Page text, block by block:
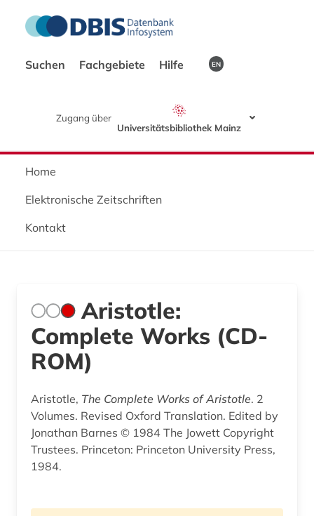
Suchen Fachgebiete Hilfe EN
Zugang über
Universitätsbibliothek Mainz
Home
Elektronische Zeitschriften
Kontakt
Aristotle:
Complete Works (CD-
ROM)
Aristotle, The Complete Works of Aristotle. 2
Volumes. Revised Oxford Translation. Edited by
Jonathan Barnes © 1984 The Jowett Copyright
Trustees. Princeton: Princeton University Press,
1984.